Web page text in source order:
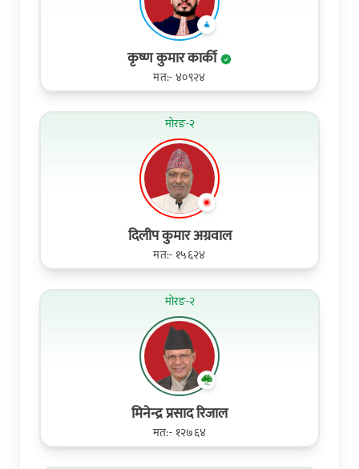
कृष्ण कुमार कार्की
मत:- ४०९२४
मोरङ-२
दिलीप कुमार अग्रवाल
मत:- १५६२४
मोरङ-२
मिनेन्द्र प्रसाद रिजाल
मत:- १२७६४